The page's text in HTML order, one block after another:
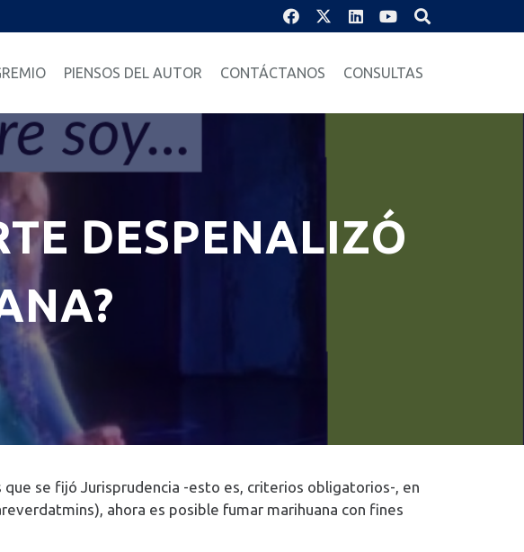
PIENSOS DEL AUTOR CONTÁCTANOS CONSULTAS
DESPENALIZÓ
se fijó Jurisprudencia -esto es, criterios obligatorios-, en
ahora es posible fumar marihuana con fines